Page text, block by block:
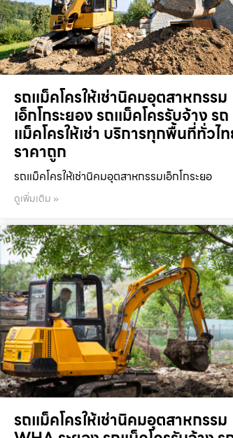
รถแม็คโครให้เช่านิคมอุตสาหกรรม
เอ็กโกระยอง รถแม็คโครรับจ้าง รถ
แม็คโครให้เช่า บริการทุกพื้นที่ทั่วไ
ราคาถูก
รถแม็คโครให้เช่านิคมอุตสาหกรรมเอ็กโกระยอ
ดูเพิ่มเติม »
รถแม็คโครให้เช่านิคมอุตสาหกรรม